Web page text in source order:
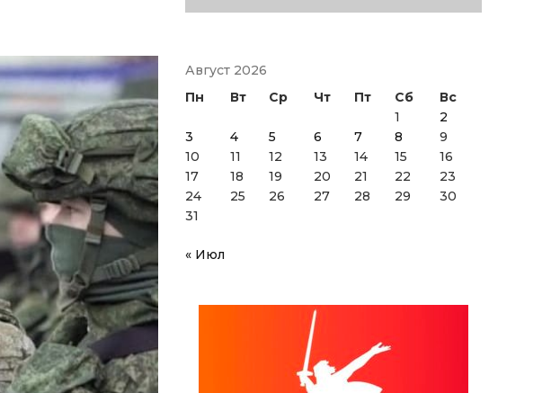
Август 2026
Пн
Вт Ср Чт Пт Сб
Вс
1
2
3
4 5 6 7 8
9
10
11 12 13 14 15
16
17
18 19 20 21 22
23
24
25 26 27 28 29
30
31
« Июл